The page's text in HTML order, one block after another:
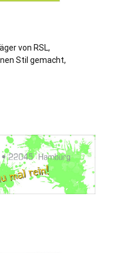
von RSL,
Stil gemacht,